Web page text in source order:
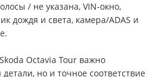
/ не указана, VIN-окно,
дождя и света, камера/ADAS и
Octavia Tour важно
но и точное соответствие